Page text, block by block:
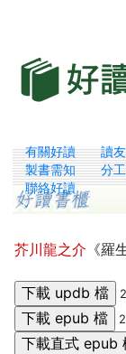
有關好讀 讀
製書需知
分
聯絡好讀
芥川龍之介 《羅